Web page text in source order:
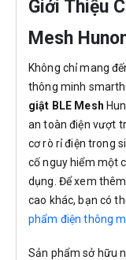
Giới Thiệu
Mesh
Không chỉ mang
thông minh
giật BLE Mesh
an toàn điện vượt
cơ rò rỉ điện trong
cố nguy hiểm một
dụng. Để xem
cao khác, bạn có
phẩm điện thông
Sản phẩm sở hữu